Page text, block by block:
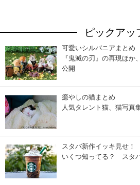
ピックアッ
可愛いシルバニアまとめ
『鬼滅の刃』の再現ほか
公開
癒やしの猫まとめ
人気タレント猫、猫写真
スタバ新作イッキ見せ！
いくつ知ってる？ スタ